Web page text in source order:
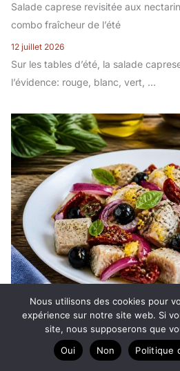
Salade caprese revisitée aux
combo fraîcheur de l’été
12 juillet 2026
Sur les tables d’été, la salade
l’évidence: rouge, blanc, vert, ...
Ceviche de daurade aux arômes
de la fraîcheur estivale
12 juillet 2026
Nous utilisons des cookies pour
expérience sur notre site web. Si
site, nous supposerons que
Oui
Non Politique